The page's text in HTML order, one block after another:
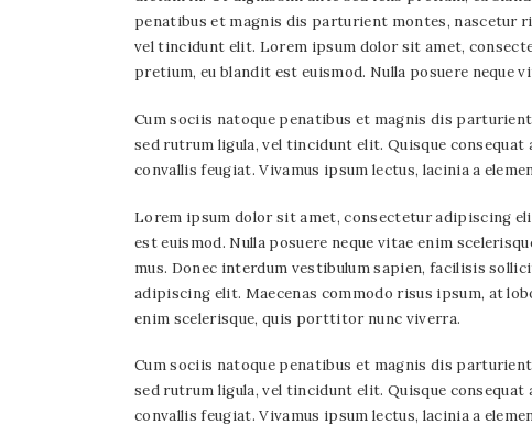
penatibus et magnis dis parturient montes, nascetur
vel tincidunt elit. Lorem ipsum dolor sit amet,
pretium, eu blandit est euismod. Nulla posuere
Cum sociis natoque penatibus et magnis dis
sed rutrum ligula, vel tincidunt elit. Quisque
convallis feugiat. Vivamus ipsum lectus, lacinia a
Lorem ipsum dolor sit amet, consectetur adipiscing
est euismod. Nulla posuere neque vitae enim
mus. Donec interdum vestibulum sapien, facilisis
adipiscing elit. Maecenas commodo risus ipsum, at
enim scelerisque, quis porttitor nunc viverra.
Cum sociis natoque penatibus et magnis dis
sed rutrum ligula, vel tincidunt elit. Quisque
convallis feugiat. Vivamus ipsum lectus, lacinia a